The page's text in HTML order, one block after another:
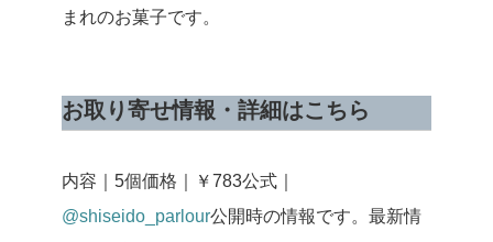
まれのお菓子です。
お取り寄せ情報・詳細はこちら
内容｜5個価格｜￥783公式｜
@shiseido_parlour公開時の情報です。最新情